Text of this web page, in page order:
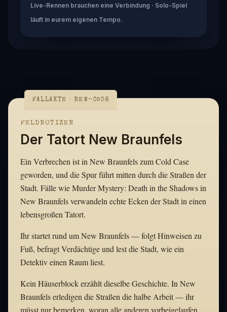
Live-Rennen brauchen eine Verbindung · Solo-Spiel
läuft in eurem eigenen Tempo.
FALLAKTE · NEW-0508
FELDNOTIZEN
Der Tatort New Braunfels
Ein Verbrechen ist in New Braunfels zum Cold Case
geworden, und die Spur führt mitten durch die Straßen der
Stadt. Fälle wie Murder Mystery: Death in the Shadows in
New Braunfels verwandeln echte Ecken der Stadt in einen
lebensgroßen Tatort.
Ihr startet rund um New Braunfels — folgt Hinweisen zu
Fuß, befragt Verdächtige und lest die Stadt, wie ein
Detektiv einen Raum liest.
Kein Häuserblock erzählt dieselbe Geschichte. In New
Braunfels erledigen die Straßen die halbe Arbeit — ihr
müsst nur bemerken, woran alle anderen vorbeigelaufen